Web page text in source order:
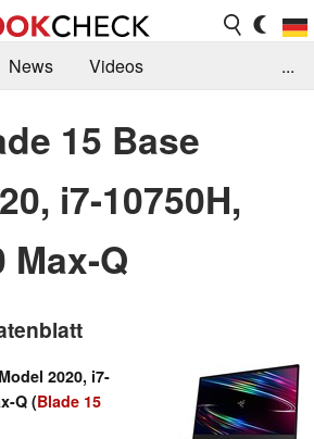
News
Videos
Suche
Jobs
...
15 Base
i7-10750H,
Max-Q
2020, i7-
Q (Blade 15